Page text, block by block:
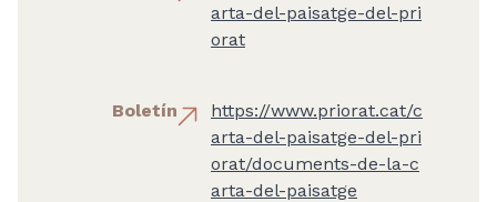
arta-del-paisatge-del-pri
orat
Boletín
https://www.priorat.cat/c
arta-del-paisatge-del-pri
orat/documents-de-la-c
arta-del-paisatge